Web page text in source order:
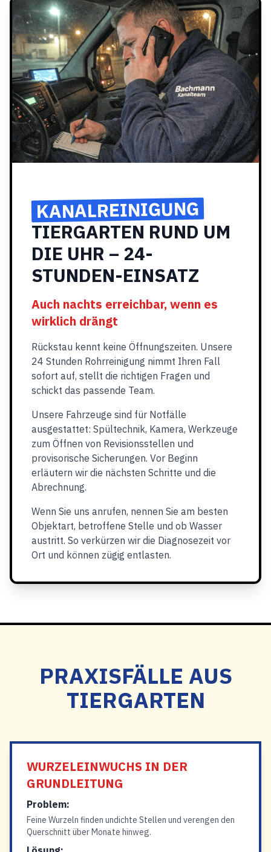
KANALREINIGUNG
TIERGARTEN RUND UM
DIE UHR – 24-
STUNDEN-EINSATZ
Auch nachts erreichbar, wenn es
wirklich drängt
Rückstau kennt keine Öffnungszeiten. Unsere
24 Stunden Rohrreinigung nimmt Ihren Fall
sofort auf, stellt die richtigen Fragen und
schickt das passende Team.
Unsere Fahrzeuge sind für Notfälle
ausgestattet: Spültechnik, Kamera, Werkzeuge
zum Öffnen von Revisionsstellen und
provisorische Sicherungen. Vor Beginn
erläutern wir die nächsten Schritte und die
Abrechnung.
Wenn Sie uns anrufen, nennen Sie am besten
Objektart, betroffene Stelle und ob Wasser
austritt. So verkürzen wir die Diagnosezeit vor
Ort und können zügig entlasten.
PRAXISFÄLLE AUS
TIERGARTEN
WURZELEINWUCHS IN DER
GRUNDLEITUNG
Problem:
Feine Wurzeln finden undichte Stellen und verengen den
Querschnitt über Monate hinweg.